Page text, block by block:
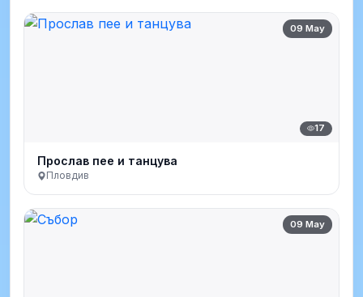
09 May
17
Прослав пее и танцува
Пловдив
09 May